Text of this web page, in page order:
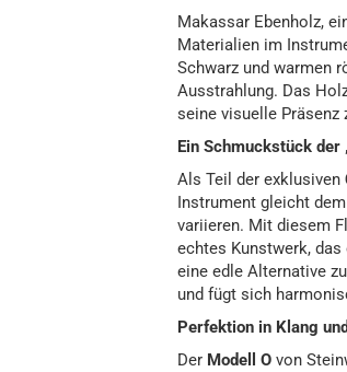
Makassar Ebenholz,
Materialien im
Schwarz und warmen
Ausstrahlung. Das
seine visuelle Präsenz
Ein Schmuckstück der
Als Teil der exklusiven
Instrument gleicht dem
variieren. Mit diesem
echtes Kunstwerk,
eine edle Alternative
und fügt sich
Perfektion in Klang
Der Modell O von